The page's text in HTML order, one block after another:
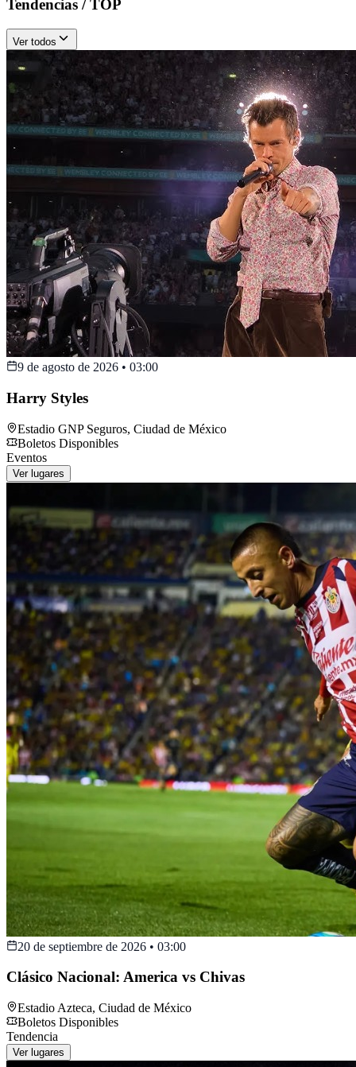
Tendencias / TOP
Ver todos
9 de agosto de 2026 • 03:00
Harry Styles
Estadio GNP Seguros, Ciudad de México
Boletos Disponibles
Eventos
Ver lugares
20 de septiembre de 2026 • 03:00
Clásico Nacional: America vs Chivas
Estadio Azteca, Ciudad de México
Boletos Disponibles
Tendencia
Ver lugares